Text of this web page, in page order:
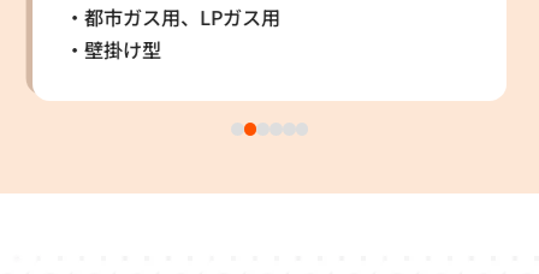
・都市ガス用、LPガス用
・壁掛け型